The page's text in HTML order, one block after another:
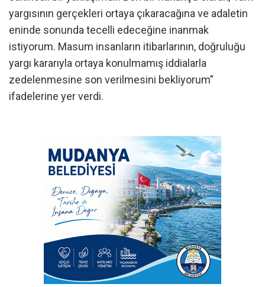
yargısının gerçekleri ortaya çıkaracağına ve adaletin
eninde sonunda tecelli edeceğine inanmak
istiyorum. Masum insanların itibarlarının, doğruluğu
yargı kararıyla ortaya konulmamış iddialarla
zedelenmesine son verilmesini bekliyorum”
ifadelerine yer verdi.